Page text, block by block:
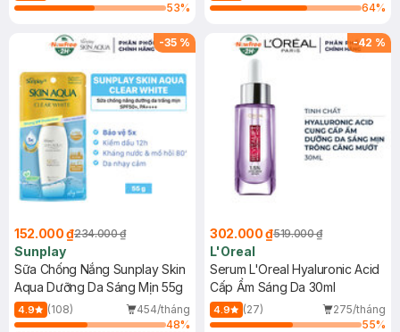
53%
64%
-35 %
152.000 ₫234.000 ₫
Sunplay
Sữa Chống Nắng Sunplay Skin
Aqua Dưỡng Da Sáng Mịn 55g
4.9 (108)
454/tháng
48%
-42 %
302.000 ₫519.000 ₫
L'Oreal
Serum L'Oreal Hyaluronic Acid
Cấp Ẩm Sáng Da 30ml
4.9 (27)
275/tháng
55%